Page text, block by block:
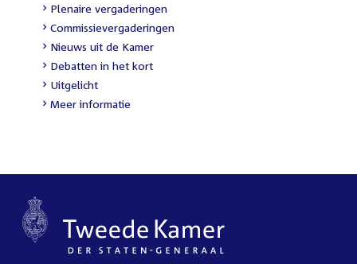
External
link:
Plenaire vergaderingen
External
link:
Commissievergaderingen
External
link:
Nieuws uit de Kamer
External
link:
Debatten in het kort
External
link:
Uitgelicht
Meer informatie